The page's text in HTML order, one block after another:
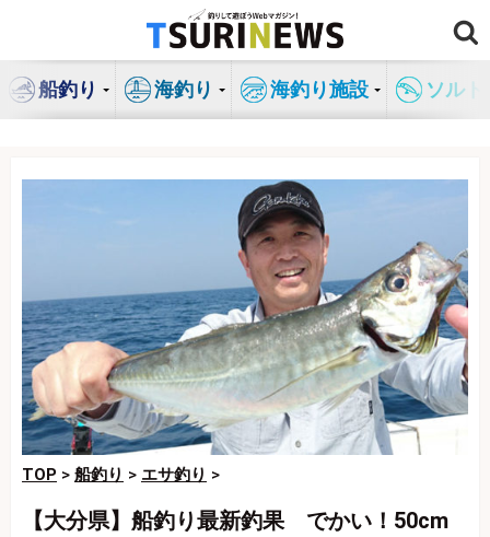
ン
船釣り 海釣り 海釣り施設 ソル
TOP > 船釣り > エサ釣り >
【大分県】船釣り最新釣果 でかい！50cm